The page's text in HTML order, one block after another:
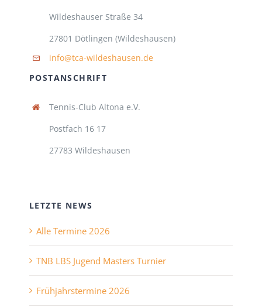
Wildeshauser Straße 34
27801 Dötlingen (Wildeshausen)
info@tca-wildeshausen.de
POSTANSCHRIFT
Tennis-Club Altona e.V.
Postfach 16 17
27783 Wildeshausen
LETZTE NEWS
Alle Termine 2026
TNB LBS Jugend Masters Turnier
Frühjahrstermine 2026